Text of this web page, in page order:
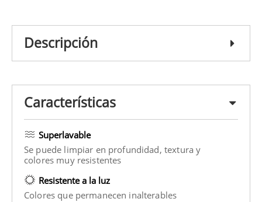
Descripción
Características
Superlavable
Se puede limpiar en profundidad, textura y
colores muy resistentes
Resistente a la luz
Colores que permanecen inalterables